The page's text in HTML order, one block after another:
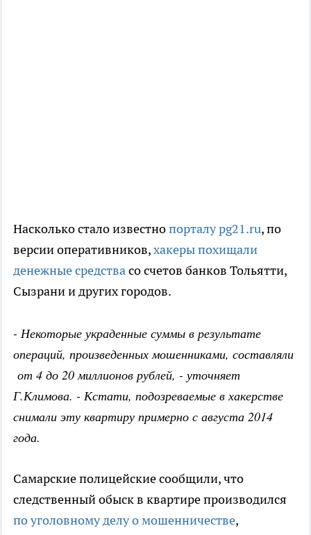
Насколько стало известнопорталу pg21.ru, по
версии оперативников,хакеры похищали
денежные средствасо счетов банков Тольятти,
Сызрани и других городов.
- Некоторые украденные суммы в результате
операций, произведенных мошенниками, составляли
от 4 до 20 миллионов рублей, - уточняет
Г.Климова. - Кстати, подозреваемые в хакерстве
снимали эту квартиру примерно с августа 2014
года.
Самарские полицейские сообщили, что
следственный обыск в квартире производился
по уголовному делу о мошенничестве,